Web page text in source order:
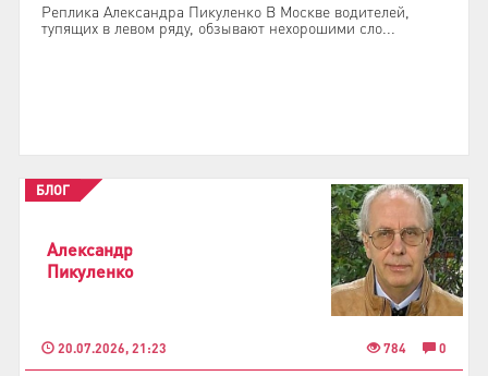
Реплика Александра Пикуленко В Москве водителей,
тупящих в левом ряду, обзывают нехорошими сло...
Александр
Пикуленко
20.07.2026, 21:23 784 0
БЛОГ